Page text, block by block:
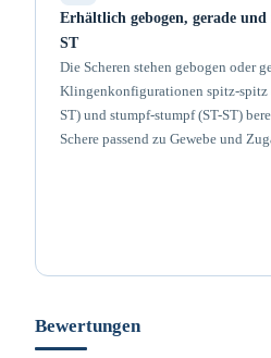
Erhältlich gebogen, gerade und
ST
Die Scheren stehen gebogen oder
Klingenkonfigurationen spitz-spitz
ST) und stumpf-stumpf (ST-ST)
Schere passend zu Gewebe und
Bewertungen